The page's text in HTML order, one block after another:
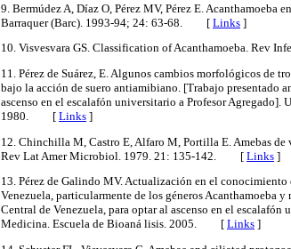
9. Bermúdez A, Díaz O, Pérez MV, Pérez E.
Barraquer (Barc). 1993-94; 24: 63-68.
[ Links ]
10. Visvesvara GS. Classification of Acanthamoeba. Rev
11. Pérez de Suárez, E. Algunos cambios morfológicos
bajo la acción de suero antiamibiano. [Trabajo presentado
ascenso en el escalafón universitario a Profesor
1980.
[ Links ]
12. Chinchilla M, Castro E, Alfaro M, Portilla E. Amebas
Rev Lat Amer Microbiol. 1979. 21: 135-142.
[ Links ]
13. Pérez de Galindo MV. Actualización en el
Venezuela, particularmente de los géneros Acanthamoeba
Central de Venezuela, para optar al ascenso en el
Medicina. Escuela de Bioaná lisis. 2005.
[ Links ]